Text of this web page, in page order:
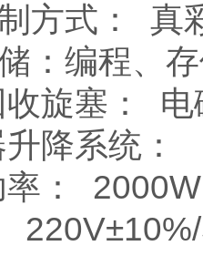
方式： 真
：编程、
旋塞： 电
升降系统：
： 2000W